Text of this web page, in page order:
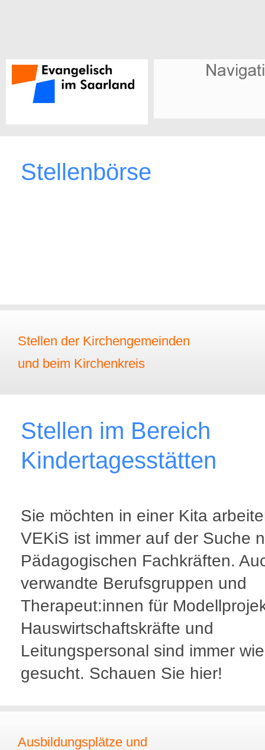
Stellenbörse
Stellen der Kirchengemeinden
und beim Kirchenkreis
Stellen im Bereich
Kindertagesstätten
Sie möchten in einer Kita
VEKiS ist immer auf der Suche
Pädagogischen Fachkräften.
verwandte Berufsgruppen und
Therapeut:innen für
Hauswirtschaftskräfte und
Leitungspersonal sind immer
gesucht. Schauen Sie hier!
Ausbildungsplätze und